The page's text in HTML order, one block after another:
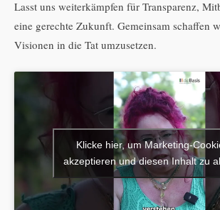
Lasst uns weiterkämpfen für Transparenz,
eine gerechte Zukunft. Gemeinsam schaffen
Visionen in die Tat umzusetzen.
Klicke hier, um Marketing-
akzeptieren und diesen Inhalt zu